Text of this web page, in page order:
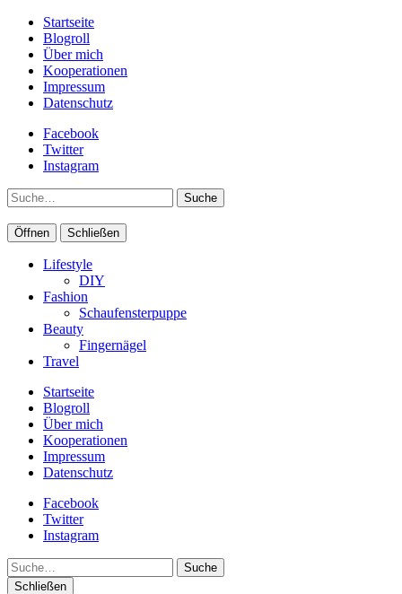
Startseite
Blogroll
Über mich
Kooperationen
Impressum
Datenschutz
Facebook
Twitter
Instagram
Suche
Öffnen Schließen
Lifestyle
DIY
Fashion
Schaufensterpuppe
Beauty
Fingernägel
Travel
Startseite
Blogroll
Über mich
Kooperationen
Impressum
Datenschutz
Facebook
Twitter
Instagram
Suche
Schließen